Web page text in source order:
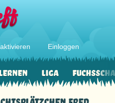
aktivieren Einloggen
Liga